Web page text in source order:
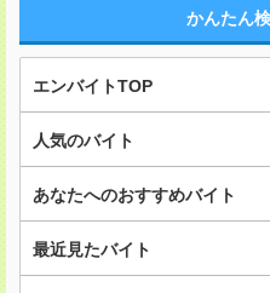
かんたん
エンバイトTOP
人気のバイト
あなたへのおすすめバイト
最近見たバイト